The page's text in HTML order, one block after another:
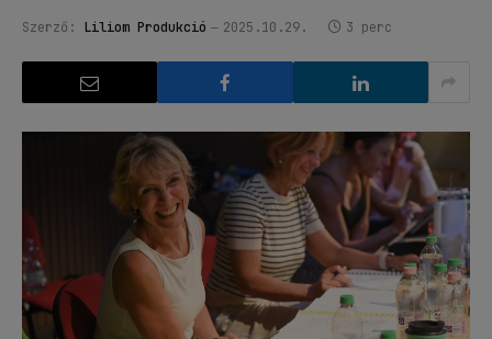
Szerző: Liliom Produkció 2025.10.29. 3 perc